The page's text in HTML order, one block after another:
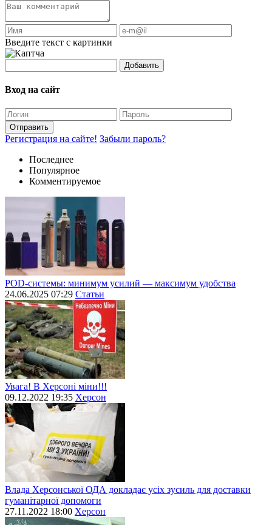
Введите текст с картинки
Добавить
Вход на сайт
Отправить
Регистрация на сайте! Забыли пароль?
Последнее
Популярное
Комментируемое
POD-системы: минимум усилий — максимум удобства
24.06.2025 07:29 Статьи
Увага! В Херсоні міни!!!
09.12.2022 19:35 Херсон
Влада Херсонської ОДА докладає усіх зусиль для доставки
гуманітарної допомоги
27.11.2022 18:00 Херсон